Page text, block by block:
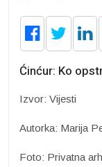
Ćinćur: Ko
Izvor: Vijesti
Autorka: Marija
Foto: Privatna